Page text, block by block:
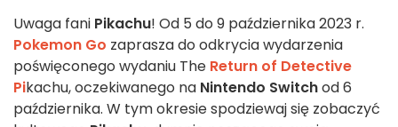
Uwaga fani Pikachu! Od 5 do 9 października 2023 r.
Pokemon Go zaprasza do odkrycia wydarzenia
poświęconego wydaniu The Return of Detective
Pikachu, oczekiwanego na Nintendo Switchod 6
października. W tym okresie spodziewaj się zobaczyć